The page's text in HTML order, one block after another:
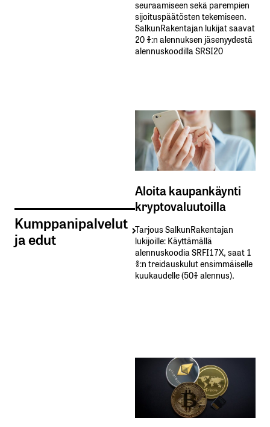
Kumppanipalvelut
ja edut
seuraamiseen sekä parempien
sijoituspäätösten tekemiseen.
SalkunRakentajan lukijat saavat
20 %:n alennuksen jäsenyydestä
alennuskoodilla SRSI20
Aloita kaupankäynti
kryptovaluutoilla
Tarjous SalkunRakentajan
lukijoille: Käyttämällä​ ​
alennuskoodia​ ​SRFI17X,​ ​saat​ ​1
%:n treidauskulut​ ​ensimmäiselle​ ​
kuukaudelle​ ​(50%​ ​alennus).